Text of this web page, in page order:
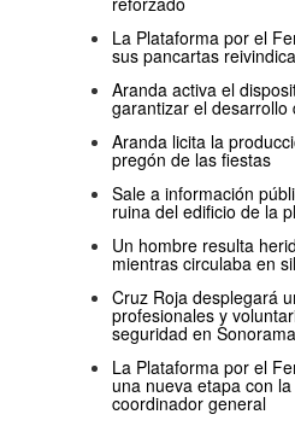
La Plataforma por el
sus pancartas
Aranda activa el
garantizar el
Aranda licita la
pregón de las fiestas
Sale a información
ruina del edificio de la
Un hombre resulta
mientras circulaba en
Cruz Roja desplegará
profesionales y
seguridad en
La Plataforma por el
una nueva etapa con
coordinador general